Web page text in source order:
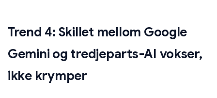
Trend 4: Skillet mellom Google
Gemini og tredjeparts-AI vokser,
ikke krymper